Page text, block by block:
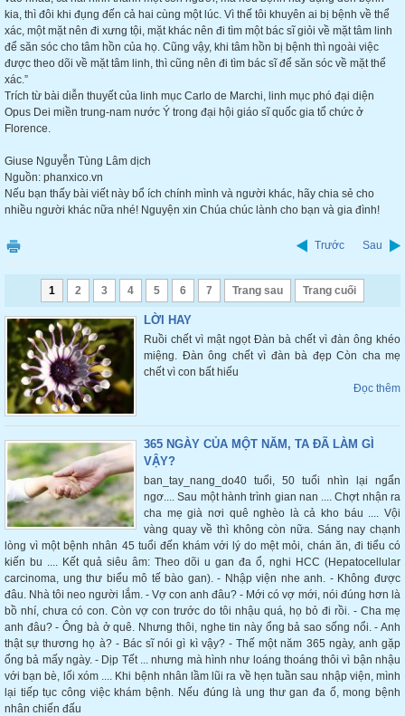
kia, thì đôi khi đụng đến cả hai cùng một lúc. Vì thế tôi khuyên ai bị bệnh về thể
xác, một mặt nên đi xưng tội, mặt khác nên đi tìm một bác sĩ giỏi về mặt tâm linh
để săn sóc cho tâm hồn của họ. Cũng vậy, khi tâm hồn bị bệnh thì ngoài việc
được theo dõi về mặt tâm linh, thì cũng nên đi tìm bác sĩ để săn sóc về mặt thể
xác.”
Trích từ bài diễn thuyết của linh mục Carlo de Marchi, linh mục phó đại diện
Opus Dei miền trung-nam nước Ý trong đại hội giáo sĩ quốc gia tổ chức ở
Florence.
Giuse Nguyễn Tùng Lâm dịch
Nguồn: phanxico.vn
Nếu bạn thấy bài viết này bổ ích chính mình và người khác, hãy chia sẻ cho
nhiều người khác nữa nhé! Nguyện xin Chúa chúc lành cho bạn và gia đình!
Trước Sau
1 2 3 4 5 6 7 Trang sau Trang cuối
LỜI HAY
Ruồi chết vì mật ngọt Đàn bà chết vì đàn ông khéo
miệng. Đàn ông chết vì đàn bà đẹp Còn cha mẹ
chết vì con bất hiếu
Đọc thêm
365 NGÀY CỦA MỘT NĂM, TA ĐÃ LÀM GÌ
VẬY?
ban_tay_nang_do40 tuổi, 50 tuổi nhìn lại ngẩn
ngơ.... Sau một hành trình gian nan .... Chợt nhận ra
cha mẹ già nơi quê nghèo là cả kho báu .... Vội
vàng quay về thì không còn nữa. Sáng nay chạnh
lòng vì một bệnh nhân 45 tuổi đến khám với lý do mệt mỏi, chán ăn, đi tiểu có
kiến bu .... Kết quả siêu âm: Theo dõi u gan đa ổ, nghi HCC (Hepatocellular
carcinoma, ung thư biểu mô tế bào gan). - Nhập viện nhe anh. - Không được
đâu. Nhà tôi neo người lắm. - Vợ con anh đâu? - Mới có vợ mới, nói đúng hơn là
bồ nhí, chưa có con. Còn vợ con trước do tôi nhậu quá, họ bỏ đi rồi. - Cha mẹ
anh đâu? - Ông bà ở quê. Nhưng thôi, nghe tin này ổng bả sao sống nổi. - Anh
thật sự thương họ à? - Bác sĩ nói gì kì vậy? - Thế một năm 365 ngày, anh gặp
ổng bả mấy ngày. - Dịp Tết ... nhưng mà hình như loáng thoáng thôi vì bận nhậu
với bạn bè, lối xóm .... Khi bệnh nhân lầm lũi ra về hẹn tuần sau nhập viện, mình
lại tiếp tục công việc khám bệnh. Nếu đúng là ung thư gan đa ổ, mong bệnh
nhân chiến đấu